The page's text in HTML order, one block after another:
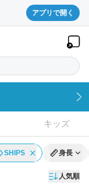
アプリで開く
キッズ
SHIPS 身長
人気順